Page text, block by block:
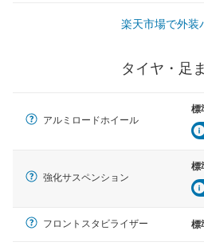
楽天市場で外装
タイヤ・足
アルミロードホイール
標
強化サスペンション
標
フロントスタビライザー 標